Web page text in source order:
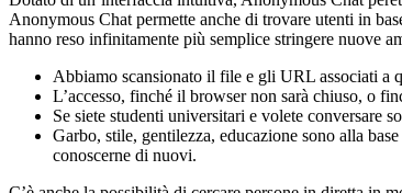
Anonymous Chat permette anche di trovare utenti in
hanno reso infinitamente più semplice stringere nuove
Abbiamo scansionato il file e gli URL associati a
L’accesso, finché il browser non sarà chiuso, o
Se siete studenti universitari e volete conversare
Garbo, stile, gentilezza, educazione sono alla
conoscerne di nuovi.